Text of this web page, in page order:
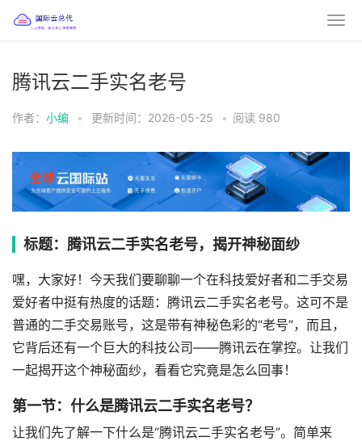
腾讯云二手实名老号
作者： 小编 • 更新时间：2026-05-25 • 阅读 980
标题：腾讯云二手实名老号，揭开神秘面纱
嘿，大家好！今天我们要聊聊一个在科技爱好者和二手交易
爱好者中挺有热度的话题：腾讯云二手实名老号。这可不是
普通的二手交易账号，这是带有神秘色彩的“老号”，而且，
它背后还有一个巨大的科技公司——腾讯云在掌控。让我们
一起揭开这个神秘面纱，看看它究竟是怎么回事！
第一节：什么是腾讯云二手实名老号？
让我们先了解一下什么是“腾讯云二手实名老号”。简单来